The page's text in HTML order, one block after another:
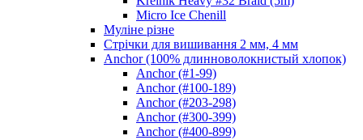
Micro Ice Chenill
Муліне різне
Стрічки для вишивання 2 мм, 4 мм
Anchor (100% длинноволокнистый хлопок)
Anchor (#1-99)
Anchor (#100-189)
Anchor (#203-298)
Anchor (#300-399)
Anchor (#400-899)